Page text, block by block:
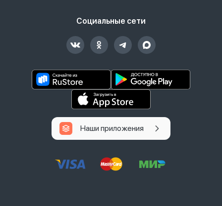
Социальные сети
Наши приложения